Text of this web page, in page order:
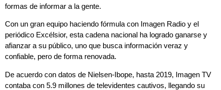
formas de informar a la gente.
Con un gran equipo haciendo fórmula con Imagen Radio y el
periódico Excélsior, esta cadena nacional ha logrado ganarse y
afianzar a su público, uno que busca información veraz y
confiable, pero de forma renovada.
De acuerdo con datos de Nielsen-Ibope, hasta 2019, Imagen TV
contaba con 5.9 millones de televidentes cautivos, llegando su